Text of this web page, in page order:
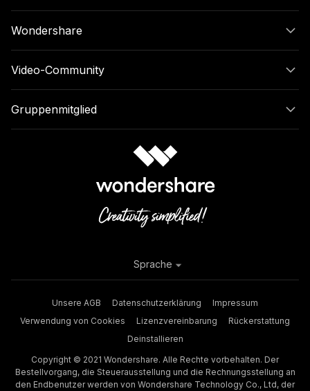
Wondershare
Video-Community
Gruppenmitglied
Unsere AGB Datenschutzerklärung
Impressum
Verwendung von Cookies
Lizenzvereinbarung
Rückerstattung
Deinstallieren
Copyright © 2021 Wondershare. Alle Rechte vorbehalten. Der
Bestellvorgang, die Steuerausstellung und die Rechnungsstellung an
den Endbenutzer werden von Wondershare Technology Co., Ltd, der
Sprache